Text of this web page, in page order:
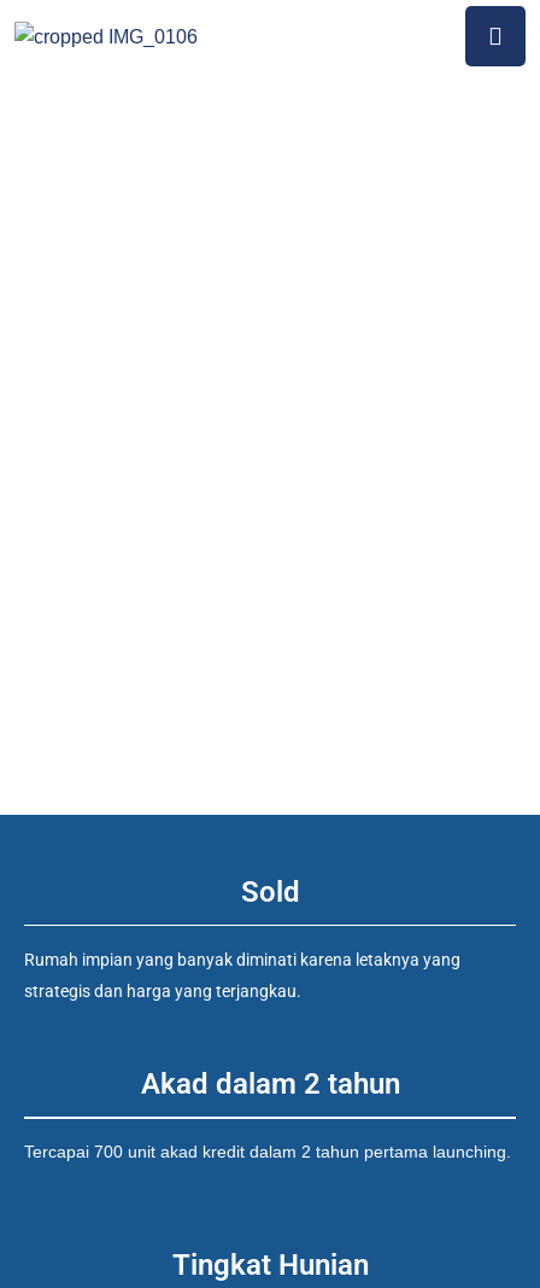
Impian
Anda
GET E-BROCHURE
Dan
Sold
Rumah impian yang banyak diminati karena letaknya yang
strategis dan harga yang terjangkau.
Akad dalam 2 tahun
Tercapai 700 unit akad kredit dalam 2 tahun pertama launching.
Tingkat Hunian